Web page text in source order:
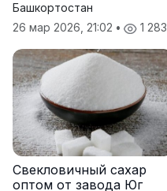
Башкортостан
26 мар 2026, 21:02 • 1 283
Свекловичный сахар
оптом от завода Юг